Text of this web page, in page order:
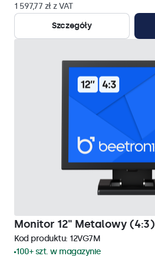
1 597,77 zł z VAT
Szczegóły
Monitor 12" Metalowy (4:3)
Kod produktu: 12VG7M
100+ szt. w magazynie